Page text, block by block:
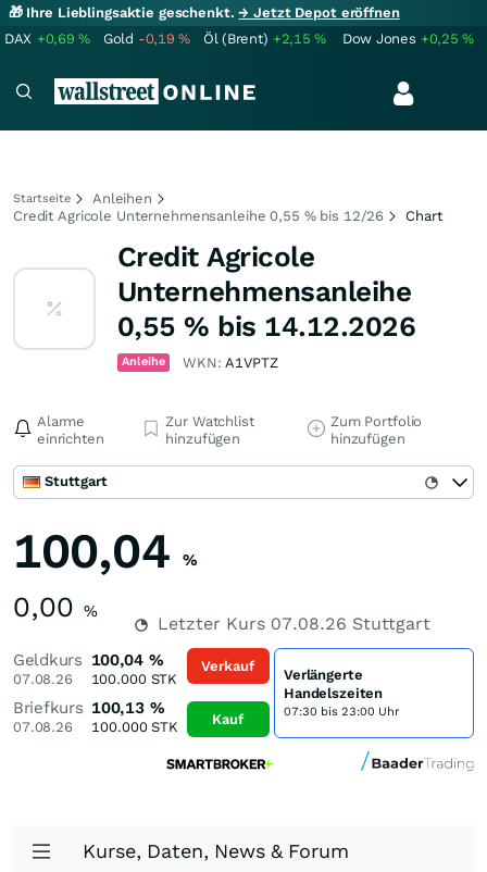
🎁 Ihre Lieblingsaktie geschenkt.→ Jetzt Depot eröffnen
DAX +0,69% Gold -0,19% Öl (Brent) +2,15% Dow Jones +0,25%
Startseite
Anleihen
Credit Agricole Unternehmensanleihe 0,55 % bis 12/26
Chart
Credit Agricole
Unternehmensanleihe
0,55 % bis 14.12.2026
Anleihe WKN:A1VPTZ
Alarme
einrichten
Zur Watchlist
hinzufügen
Zum Portfolio
hinzufügen
Stuttgart
100,04 %
0,00 %
Letzter Kurs 07.08.26 Stuttgart
Geldkurs
07.08.26
100,04 %
100.000STK
Briefkurs
07.08.26
100,13 %
100.000STK
Verkauf
Kauf
Verlängerte
Handelszeiten
07:30 bis 23:00 Uhr
Kurse, Daten, News & Forum